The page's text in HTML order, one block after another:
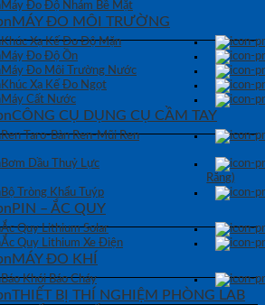
Máy Đo Độ Nhám Bề Mặt
MÁY ĐO MÔI TRƯỜNG
Khúc Xạ Kế Đo Độ Mặn
Máy Đo Độ Ồn
Máy Đo Môi Trường Nước
Khúc Xạ Kế Đo Ngọt
Máy Cất Nước
CÔNG CỤ DỤNG CỤ CẦM TAY
Ren Taro-Bàn Ren-Mũi Ren
Bơm Dầu Thuỷ Lực
Răng)
Bộ Tròng Khẩu Tuýp
PIN – ẮC QUY
Ắc Quy Lithium Solar
Ắc Quy Lithium Xe Điện
MÁY ĐO KHÍ
Báo Khói Báo Cháy
THIẾT BỊ THÍ NGHIỆM PHÒNG LAB